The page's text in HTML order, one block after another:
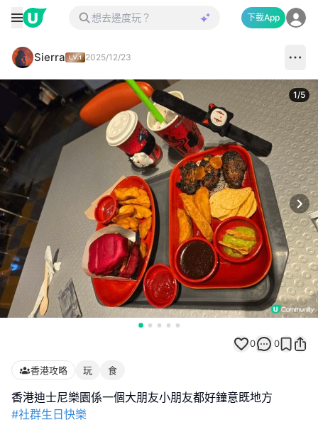
下載App
Sierra 2025/12/23
1/5
0 0
香港攻略 玩 食
#社群生日快樂